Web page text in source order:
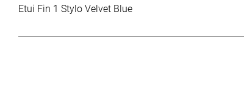
Etui Fin 1 Stylo Velvet Blue